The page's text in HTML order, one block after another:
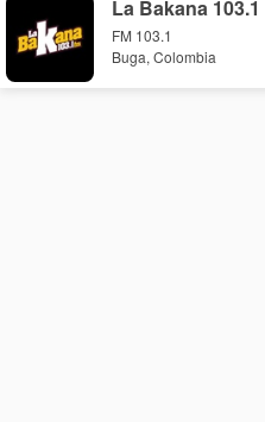
La Bakana 103.1
FM 103.1
Buga, Colombia